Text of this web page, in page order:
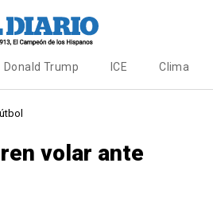
Donald Trump ICE Clima
volar ante